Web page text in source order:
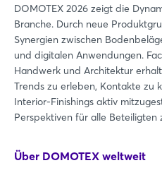
DOMOTEX 2026 zeigt die
Branche. Durch neue
Synergien zwischen
und digitalen Anwendungen.
Handwerk und Architektur
Trends zu erleben, Kontakte zu
Interior-Finishings aktiv
Perspektiven für alle Beteiligten
Über DOMOTEX weltweit